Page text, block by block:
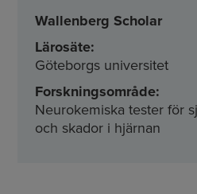
Wallenberg Scholar
Lärosäte:
Göteborgs universitet
Forskningsområde:
Neurokemiska tester för
och skador i hjärnan